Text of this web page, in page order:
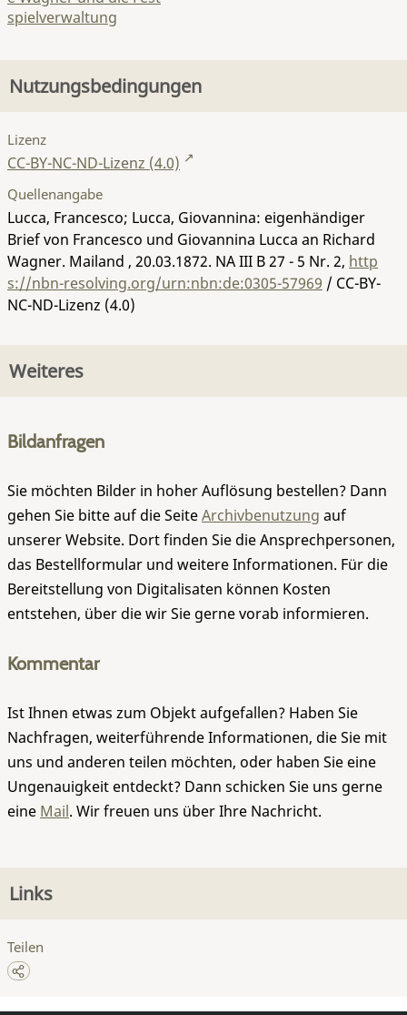
spielverwaltung
Nutzungsbedingungen
Lizenz
CC-BY-NC-ND-Lizenz (4.0)
Quellenangabe
Lucca, Francesco; Lucca, Giovannina: eigenhändiger
Brief von Francesco und Giovannina Lucca an Richard
Wagner. Mailand , 20.03.1872. NA III B 27 - 5 Nr. 2, http
s://nbn-resolving.org/urn:nbn:de:0305-57969 / CC-BY-
NC-ND-Lizenz (4.0)
Weiteres
Bildanfragen
Sie möchten Bilder in hoher Auflösung bestellen? Dann
gehen Sie bitte auf die SeiteArchivbenutzung auf
unserer Website. Dort finden Sie die Ansprechpersonen,
das Bestellformular und weitere Informationen. Für die
Bereitstellung von Digitalisaten können Kosten
entstehen, über die wir Sie gerne vorab informieren.
Kommentar
Ist Ihnen etwas zum Objekt aufgefallen? Haben Sie
Nachfragen, weiterführende Informationen, die Sie mit
uns und anderen teilen möchten, oder haben Sie eine
Ungenauigkeit entdeckt? Dann schicken Sie uns gerne
eine Mail. Wir freuen uns über Ihre Nachricht.
Links
Teilen